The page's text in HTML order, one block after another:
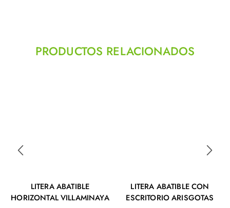
PRODUCTOS RELACIONADOS
LITERA ABATIBLE
HORIZONTAL VILLAMINAYA
LITERA ABATIBLE CON
ESCRITORIO ARISGOTAS